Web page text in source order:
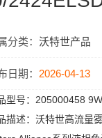
分类：沃特世产品
日期： 2026-04-13
型号： 205000458
描述：沃特世高流量